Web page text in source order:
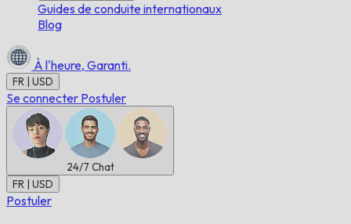
Guides de conduite internationaux
Blog
À l'heure, Garanti.
FR | USD
Se connecter Postuler
24/7 Chat
FR | USD
Postuler